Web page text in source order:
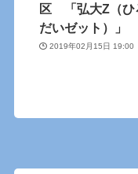
区 「弘大Z（ひ
だいゼット）」
2019年02月15日 19:00